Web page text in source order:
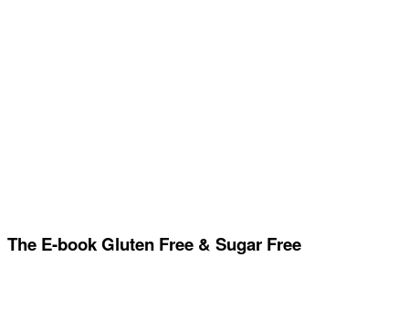
The E-book Gluten Free & Sugar Free